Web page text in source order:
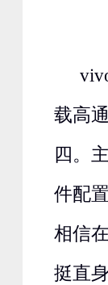
载高
四。
件配
相信
挺直